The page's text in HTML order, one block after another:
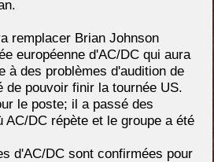
remplacer Brian Johnson
européenne d'AC/DC qui aura
à des problèmes d'audition de
de pouvoir finir la tournée US.
le poste; il a passé des
AC/DC répète et le groupe a été
d'AC/DC sont confirmées pour